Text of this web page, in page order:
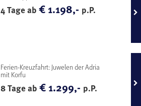
4 Tage ab€ 1.198,- p.P.
Ferien-Kreuzfahrt: Juwelen der Adria
mit Korfu
8 Tage ab€ 1.299,- p.P.